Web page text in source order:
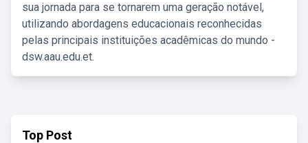
sua jornada para se tornarem uma geração notável,
utilizando abordagens educacionais reconhecidas
pelas principais instituições acadêmicas do mundo -
dsw.aau.edu.et.
Top Post